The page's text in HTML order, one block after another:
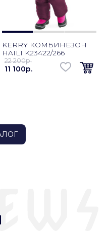
KERRY КОМБИНЕЗОН
HAILI K23422/266
22 200p.
11 100p.